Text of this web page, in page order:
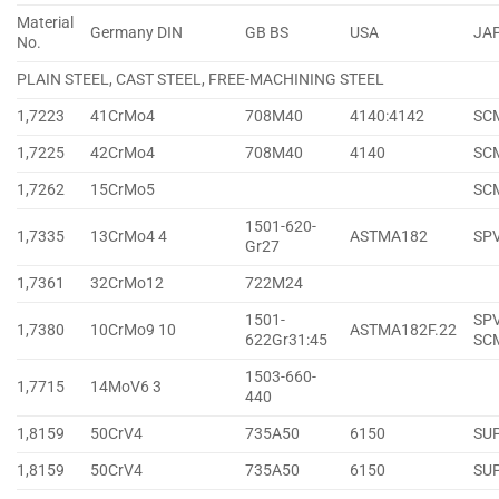
Material
No.
Germany DIN GB BS USA
PLAIN STEEL, CAST STEEL, FREE-MACHINING STEEL
1,7223
41CrMo4 708M40 4140:4142
1,7225
42CrMo4 708M40 4140
1,7262
15CrMo5
1,7335 13CrMo4 4
1501-620-
Gr27
ASTMA182
1,7361 32CrMo12 722M24
1,7380 10CrMo9 10
1501-
622Gr31:45
ASTMA182F.22
1,7715 14MoV6 3
1503-660-
440
1,8159
50CrV4 735A50 6150
1,8159
50CrV4 735A50 6150